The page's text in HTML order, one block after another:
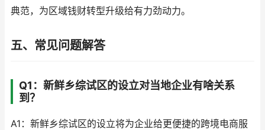
典范，为区域钱财转型升级给有力劲动力。
五、常见问题解答
Q1：新鲜乡综试区的设立对当地企业有啥关系
到？
A1：新鲜乡综试区的设立将为企业给更便捷的跨境电商服